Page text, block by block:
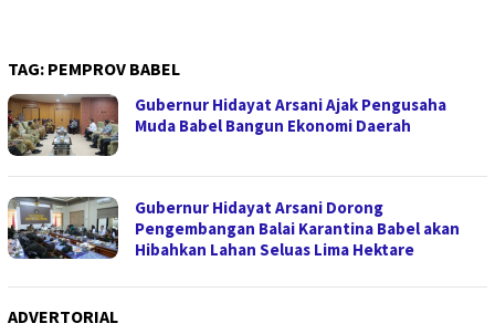
TAG: PEMPROV BABEL
Gubernur Hidayat Arsani Ajak Pengusaha
Muda Babel Bangun Ekonomi Daerah
Gubernur Hidayat Arsani Dorong
Pengembangan Balai Karantina Babel akan
Hibahkan Lahan Seluas Lima Hektare
ADVERTORIAL